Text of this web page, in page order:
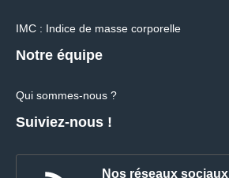
IMC : Indice de masse corporelle
Notre équipe
Qui sommes-nous ?
Suiviez-nous !
Nos réseaux sociaux